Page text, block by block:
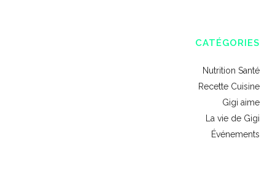
CATÉGORIES
Nutrition Santé
Recette Cuisine
Gigi aime
La vie de Gigi
Événements